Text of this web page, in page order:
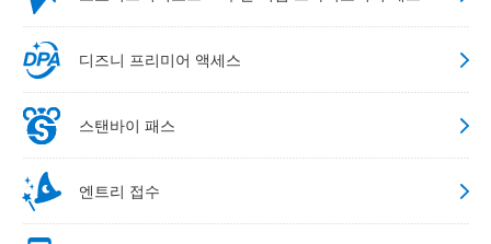
디즈니 프리미어 액세스
스탠바이 패스
엔트리 접수